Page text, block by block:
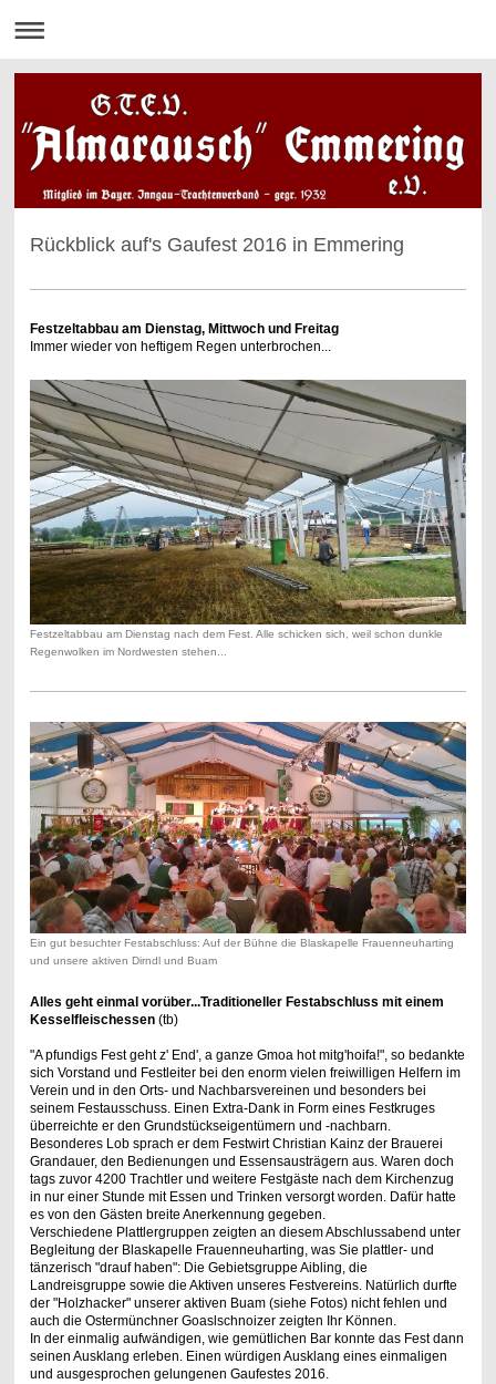
Rückblick auf's Gaufest 2016 in Emmering
Festzeltabbau am Dienstag, Mittwoch und Freitag
Immer wieder von heftigem Regen unterbrochen...
Festzeltabbau am Dienstag nach dem Fest. Alle schicken sich, weil schon dunkle
Regenwolken im Nordwesten stehen...
Ein gut besuchter Festabschluss: Auf der Bühne die Blaskapelle Frauenneuharting
und unsere aktiven Dirndl und Buam
Alles geht einmal vorüber...Traditioneller Festabschluss mit einem
Kesselfleischessen(tb)
"A pfundigs Fest geht z' End', a ganze Gmoa hot mitg'hoifa!", so bedankte
sich Vorstand und Festleiter bei den enorm vielen freiwilligen Helfern im
Verein und in den Orts- und Nachbarsvereinen und besonders bei
seinem Festausschuss. Einen Extra-Dank in Form eines Festkruges
überreichte er den Grundstückseigentümern und -nachbarn.
Besonderes Lob sprach er dem Festwirt Christian Kainz der Brauerei
Grandauer, den Bedienungen und Essensausträgern aus. Waren doch
tags zuvor 4200 Trachtler und weitere Festgäste nach dem Kirchenzug
in nur einer Stunde mit Essen und Trinken versorgt worden. Dafür hatte
es von den Gästen breite Anerkennung gegeben.
Verschiedene Plattlergruppen zeigten an diesem Abschlussabend unter
Begleitung der Blaskapelle Frauenneuharting, was Sie plattler- und
tänzerisch "drauf haben": Die Gebietsgruppe Aibling, die
Landreisgruppe sowie die Aktiven unseres Festvereins. Natürlich durfte
der "Holzhacker" unserer aktiven Buam (siehe Fotos) nicht fehlen und
auch die Ostermünchner Goaslschnoizer zeigten Ihr Können.
In der einmalig aufwändigen, wie gemütlichen Bar konnte das Fest dann
seinen Ausklang erleben. Einen würdigen Ausklang eines einmaligen
und ausgesprochen gelungenen Gaufestes 2016.